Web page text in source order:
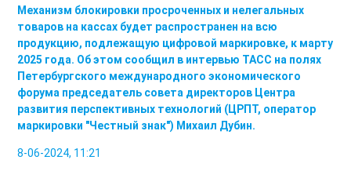
Механизм блокировки просроченных и нелегальных
товаров на кассах будет распространен на всю
продукцию, подлежащую цифровой маркировке, к марту
2025 года. Об этом сообщил в интервью ТАСС на полях
Петербургского международного экономического
форума председатель совета директоров Центра
развития перспективных технологий (ЦРПТ, оператор
маркировки "Честный знак") Михаил Дубин.
8-06-2024, 11:21